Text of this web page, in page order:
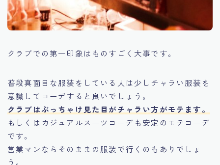
クラブでの第一印象はものすごく大事です。
普段真面目な服装をしている人は少しチャラい服装を
意識してコーデすると良いでしょう。
クラブはぶっちゃけ見た目がチャラい方がモテます。
もしくはカジュアルスーツコーデも安定のモテコーデ
です。
営業マンならそのままの服装で行くのもありでしょ
う。